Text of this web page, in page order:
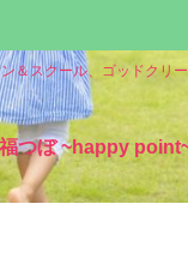
＆スクール、ゴッドクリ
福つぼ ~happy